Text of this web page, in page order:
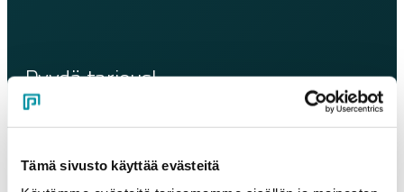
Tämä sivusto käyttää evästeitä
Pyydä tarjous!
Olemme sinuun yhteydessä mahdollisimman pian!